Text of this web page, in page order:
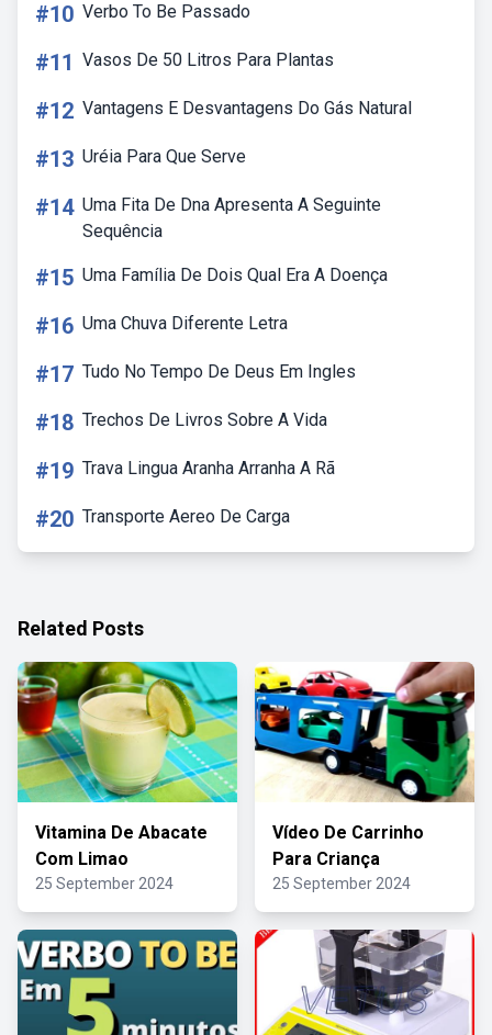
#10 Verbo To Be Passado
#11 Vasos De 50 Litros Para Plantas
#12 Vantagens E Desvantagens Do Gás Natural
#13 Uréia Para Que Serve
#14 Uma Fita De Dna Apresenta A Seguinte
Sequência
#15 Uma Família De Dois Qual Era A Doença
#16 Uma Chuva Diferente Letra
#17 Tudo No Tempo De Deus Em Ingles
#18 Trechos De Livros Sobre A Vida
#19 Trava Lingua Aranha Arranha A Rã
#20 Transporte Aereo De Carga
Related Posts
Vitamina De Abacate
Com Limao
25 September 2024
Vídeo De Carrinho
Para Criança
25 September 2024